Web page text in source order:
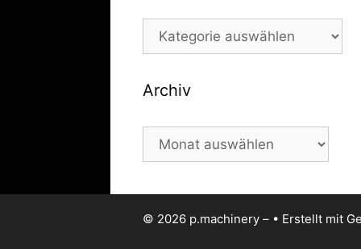
Kategorien
Archiv
Archiv
© 2026 p.machinery – • Erstellt mit